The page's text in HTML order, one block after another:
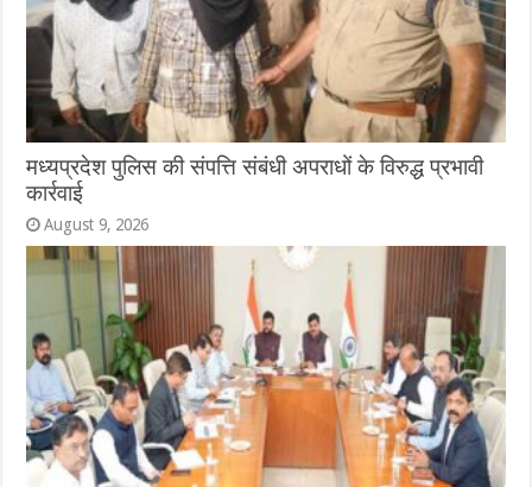
मध्यप्रदेश पुलिस की संपत्ति संबंधी अपराधों के विरुद्ध प्रभावी
कार्रवाई
August 9, 2026